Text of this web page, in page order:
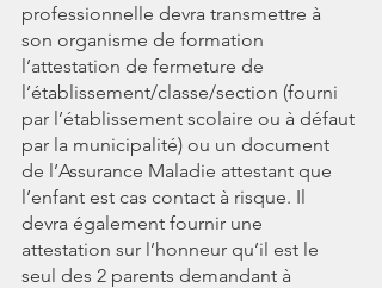
professionnelle devra transmettre à
son organisme de formation
l’attestation de fermeture de
l’établissement/classe/section (fourni
par l’établissement scolaire ou à défaut
par la municipalité) ou un document
de l’Assurance Maladie attestant que
l’enfant est cas contact à risque. Il
devra également fournir une
attestation sur l’honneur qu’il est le
seul des 2 parents demandant à